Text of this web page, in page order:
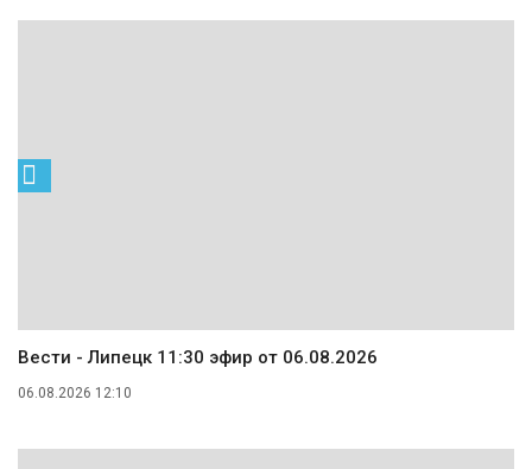
Вести - Липецк 11:30 эфир от 06.08.2026
06.08.2026 12:10